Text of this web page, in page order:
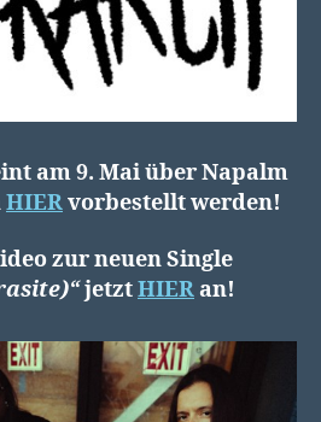
am 9. Mai über Napalm
HIERvorbestellt werden!
zur neuen Single
jetztHIER an!